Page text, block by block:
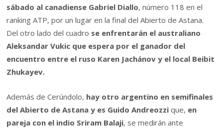
sábado al canadiense Gabriel Diallo, número 118 en el
ranking ATP, por un lugar en la final del Abierto de Astana.
Del otro lado del cuadro se enfrentarán el australiano
Aleksandar Vukic que espera por el ganador del
encuentro entre el ruso Karen Jachánov y el local Beibit
Zhukayev.
Además de Cerúndolo, hay otro argentino en semifinales
del Abierto de Astana y es Guido Andreozzi que, en
pareja con el indio Sriram Balaji, se medirán ante